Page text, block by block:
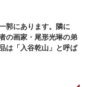
郭にあります。隣に
の画家・尾形光琳の弟
は「入谷乾山」と呼ば